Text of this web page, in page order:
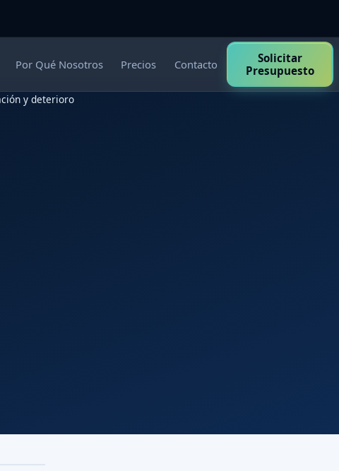
Por Qué Nosotros Precios Contacto
Solicitar
Presupuesto
y deterioro